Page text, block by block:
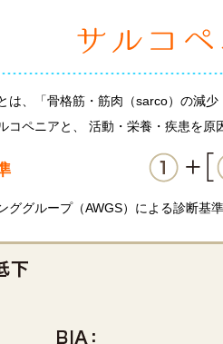
は、「骨格筋・筋肉（sarco）の減
コペニアと、 活動・栄養・疾患を
ググループ（AWGS）による診断基準